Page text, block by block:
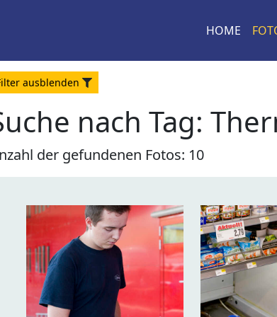
HOME
ausblenden
nach Tag:
der gefundenen Fotos: 10